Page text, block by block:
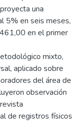
una
5% en seis meses,
en el primer
mixto,
aplicado sobre
del área de
observación
de registros físicos